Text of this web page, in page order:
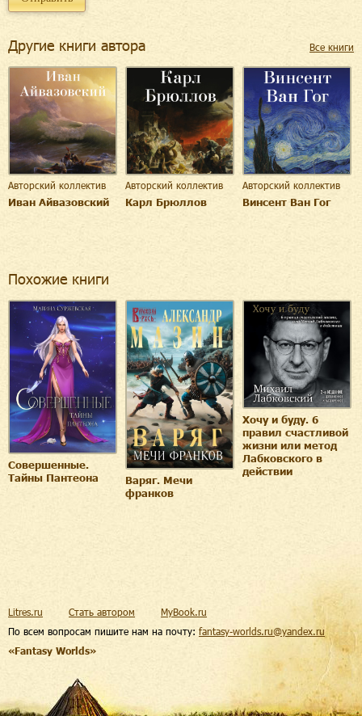
Другие книги автора Все книги
Авторский коллектив
Иван Айвазовский
Авторский коллектив
Карл Брюллов
Авторский коллектив
Винсент Ван Гог
Похожие книги
Совершенные.
Тайны Пантеона
Варяг. Мечи
франков
Хочу и буду. 6
правил счастливой
жизни или метод
Лабковского в
действии
По всем вопросам пишите нам на почту: fantasy-worlds.ru@yandex.ru
«Fantasy Worlds»
Litres.ru Стать автором MyBook.ru